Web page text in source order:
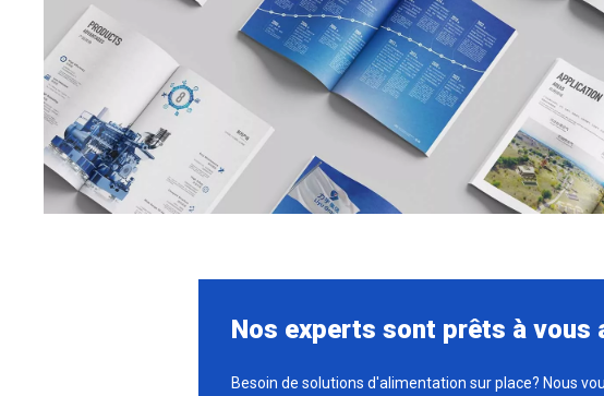
Nos experts sont prêts à vous
Besoin de solutions d'alimentation sur place? Nous